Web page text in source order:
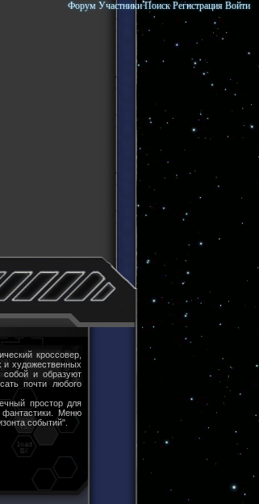
Форум Участники Поиск Регистрация Войти
кроссовер,
и художественных
и образуют
почти любого
простор для
фантастики. Меню
событий".